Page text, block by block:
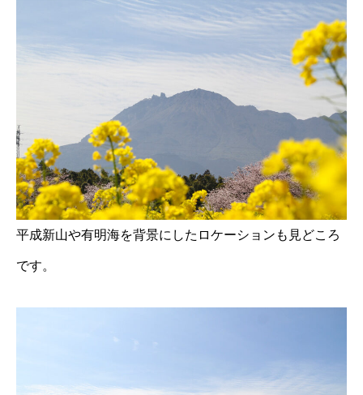
平成新山や有明海を背景にしたロケーションも見どころ
です。